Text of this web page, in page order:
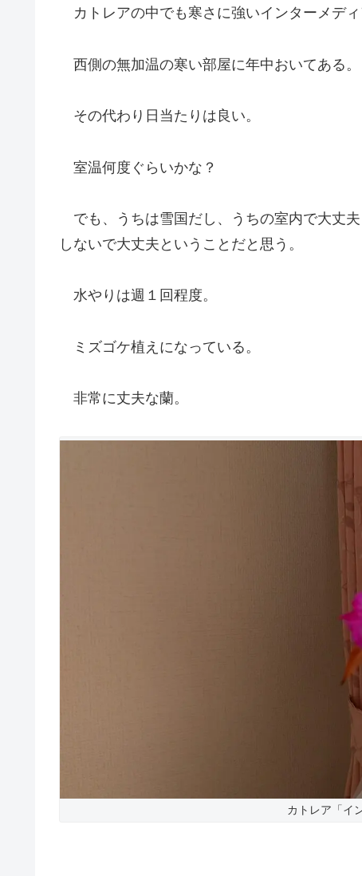
カトレアの中でも寒さに強いインターメディ
西側の無加温の寒い部屋に年中おいてある。
その代わり日当たりは良い。
室温何度ぐらいかな？
でも、うちは雪国だし、うちの室内で大丈
しないで大丈夫ということだと思う。
水やりは週１回程度。
ミズゴケ植えになっている。
非常に丈夫な蘭。
カトレア「イ